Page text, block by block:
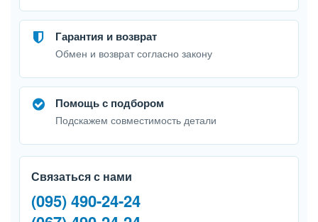
Гарантия и возврат
Обмен и возврат согласно закону
Помощь с подбором
Подскажем совместимость детали
Связаться с нами
(095) 490-24-24